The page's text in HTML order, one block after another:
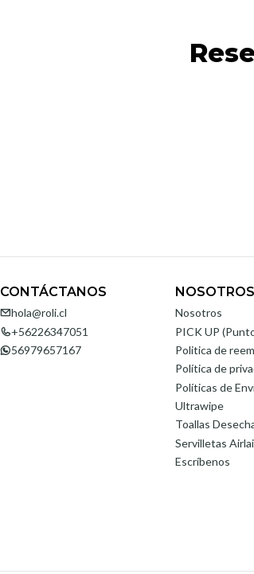
CONTÁCTANOS
hola@roli.cl
+56226347051
56979657167
NOSOTROS
Nosotros
PICK UP
Politica de
Política de
Políticas de
Ultrawipe
Toallas
Servilletas
Escríbenos